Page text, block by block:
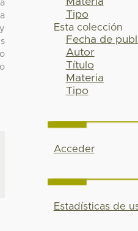
Tipo
Esta colección
Fecha de
Autor
Título
Materia
Tipo
Acceder
Estadísticas de